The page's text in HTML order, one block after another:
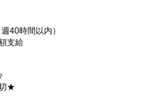
40時間以内）
支給
★